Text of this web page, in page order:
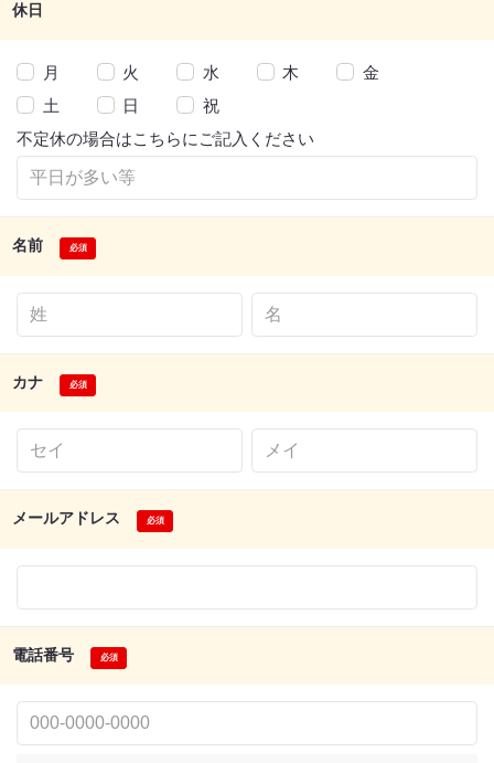
休日
月 火 水 木
金
土
日
祝
不定休の場合はこちらにご記入ください
名前
カナ
メールアドレス
電話番号